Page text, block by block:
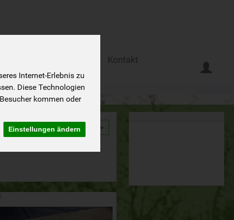
Internet-Erlebnis zu
Diese Technologien
kommen oder
Einstellungen ändern
Kontakt